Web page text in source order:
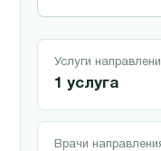
Услуги
1 услуга
Врачи